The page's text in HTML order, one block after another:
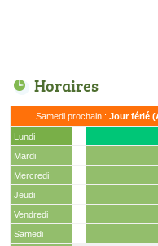
Horaires
Samedi prochain : Jour férié
Lundi
Mardi
Mercredi
Jeudi
Vendredi
Samedi